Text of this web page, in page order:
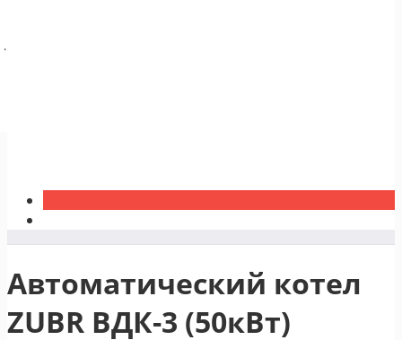
Автоматический котел
ZUBR ВДК-3 (50кВт)